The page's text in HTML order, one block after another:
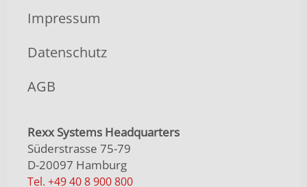
Impressum
Datenschutz
AGB
Rexx Systems Headquarters
Süderstrasse 75-79
D-20097 Hamburg
Tel. +49 40 8 900 800